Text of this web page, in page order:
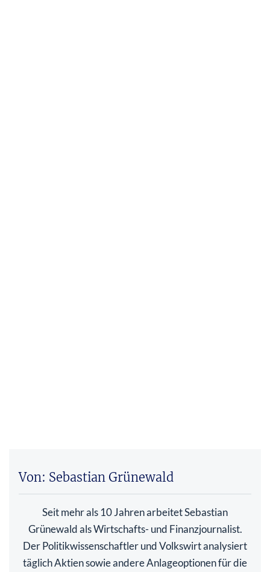
Von: Sebastian Grünewald
Seit mehr als 10 Jahren arbeitet Sebastian
Grünewald als Wirtschafts- und Finanzjournalist.
Der Politikwissenschaftler und Volkswirt analysiert
täglich Aktien sowie andere Anlageoptionen für die